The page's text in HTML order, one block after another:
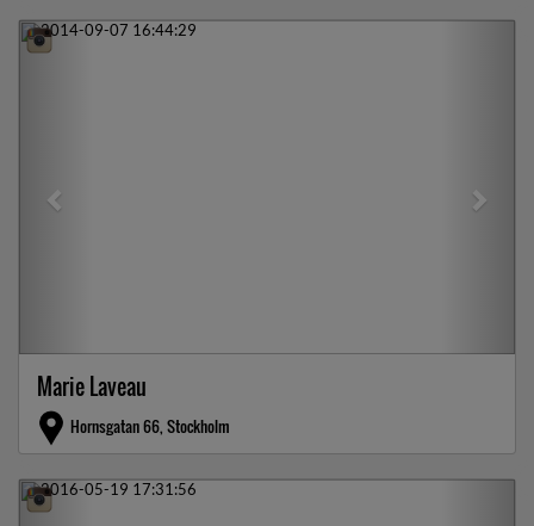
Previous
Marie Laveau
Hornsgatan 66, Stockholm
Previous